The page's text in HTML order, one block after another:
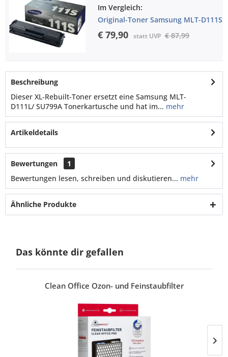
Im Vergleich:
Original-Toner Samsung MLT-D111S
€ 79,90 statt UVP € 87,99
Beschreibung
Dieser XL-Rebuilt-Toner ersetzt eine Samsung MLT-
D111L/ SU799A Tonerkartusche und hat im... mehr
Artikeldetails
Bewertungen
1
Bewertungen lesen, schreiben und diskutieren... mehr
Ähnliche Produkte
Das könnte dir gefallen
Clean Office Ozon- und Feinstaubfilter